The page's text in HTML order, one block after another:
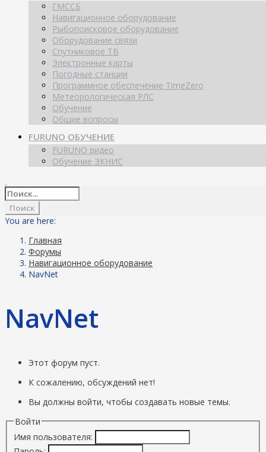
ГМССБ
Навигационное оборудование
Рыбопоисковое оборудование
Оборудование связи
Спутниковое ТВ
Электронные карты
Погодные станции
Программное обеспечение TimeZero
Метеорологическая РЛС
Обучение
Общие вопросы
FURUNO ОБУЧЕНИЕ
FURUNO видео
Обучение ЭКНИС
You are here:
Главная
Форумы
Навигационное оборудование
NavNet
NavNet
Этот форум пуст.
К сожалению, обсуждений нет!
Вы должны войти, чтобы создавать новые темы.
Войти
Имя пользователя: